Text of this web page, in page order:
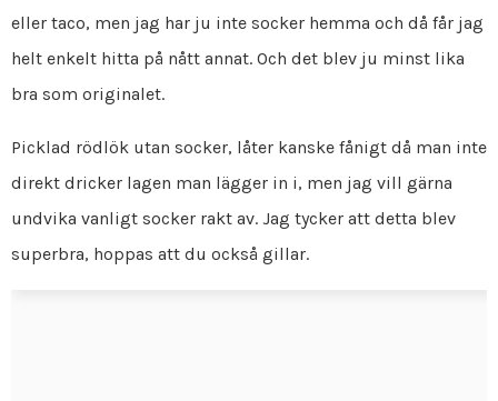
eller taco, men jag har ju inte socker hemma och då får jag
helt enkelt hitta på nått annat. Och det blev ju minst lika
bra som originalet.
Picklad rödlök utan socker, låter kanske fånigt då man inte
direkt dricker lagen man lägger in i, men jag vill gärna
undvika vanligt socker rakt av. Jag tycker att detta blev
superbra, hoppas att du också gillar.